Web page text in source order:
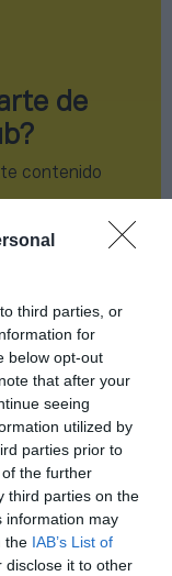
third parties, or
for
below opt-out
that after your
seeing
utilized by
parties prior to
the further
third parties on the
information may
the IAB’s List of
disclose it to other
de
contenido
sesión